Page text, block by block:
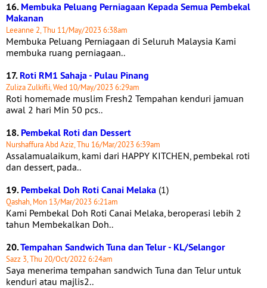
16.Membuka Peluang Perniagaan Kepada Semua Pembekal
Makanan
Leeanne 2, Thu 11/May/2023 6:38am
Membuka Peluang Perniagaan di Seluruh Malaysia Kami
membuka ruang perniagaan..
17.Roti RM1 Sahaja - Pulau Pinang
Zuliza Zulkifli, Wed 10/May/2023 6:29am
Roti homemade muslim Fresh2 Tempahan kenduri jamuan
awal 2 hari Min 50 pcs..
18.Pembekal Roti dan Dessert
Nurshaffura Abd Aziz, Thu 16/Mar/2023 6:39am
Assalamualaikum, kami dari HAPPY KITCHEN, pembekal roti
dan dessert, pada..
19.Pembekal Doh Roti Canai Melaka (1)
Qashah, Mon 13/Mar/2023 6:21am
Kami Pembekal Doh Roti Canai Melaka, beroperasi lebih 2
tahun Membekalkan Doh..
20.Tempahan Sandwich Tuna dan Telur - KL/Selangor
Sazz 3, Thu 20/Oct/2022 6:24am
Saya menerima tempahan sandwich Tuna dan Telur untuk
kenduri atau majlis2..